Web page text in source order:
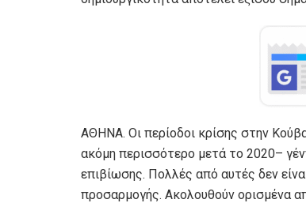
ΑΘΗΝΑ. Οι περίοδοι κρίσης στην
ακόμη περισσότερο μετά το 2020–
επιβίωσης. Πολλές από αυτές δεν
προσαρμογής. Ακολουθούν ορισμένα